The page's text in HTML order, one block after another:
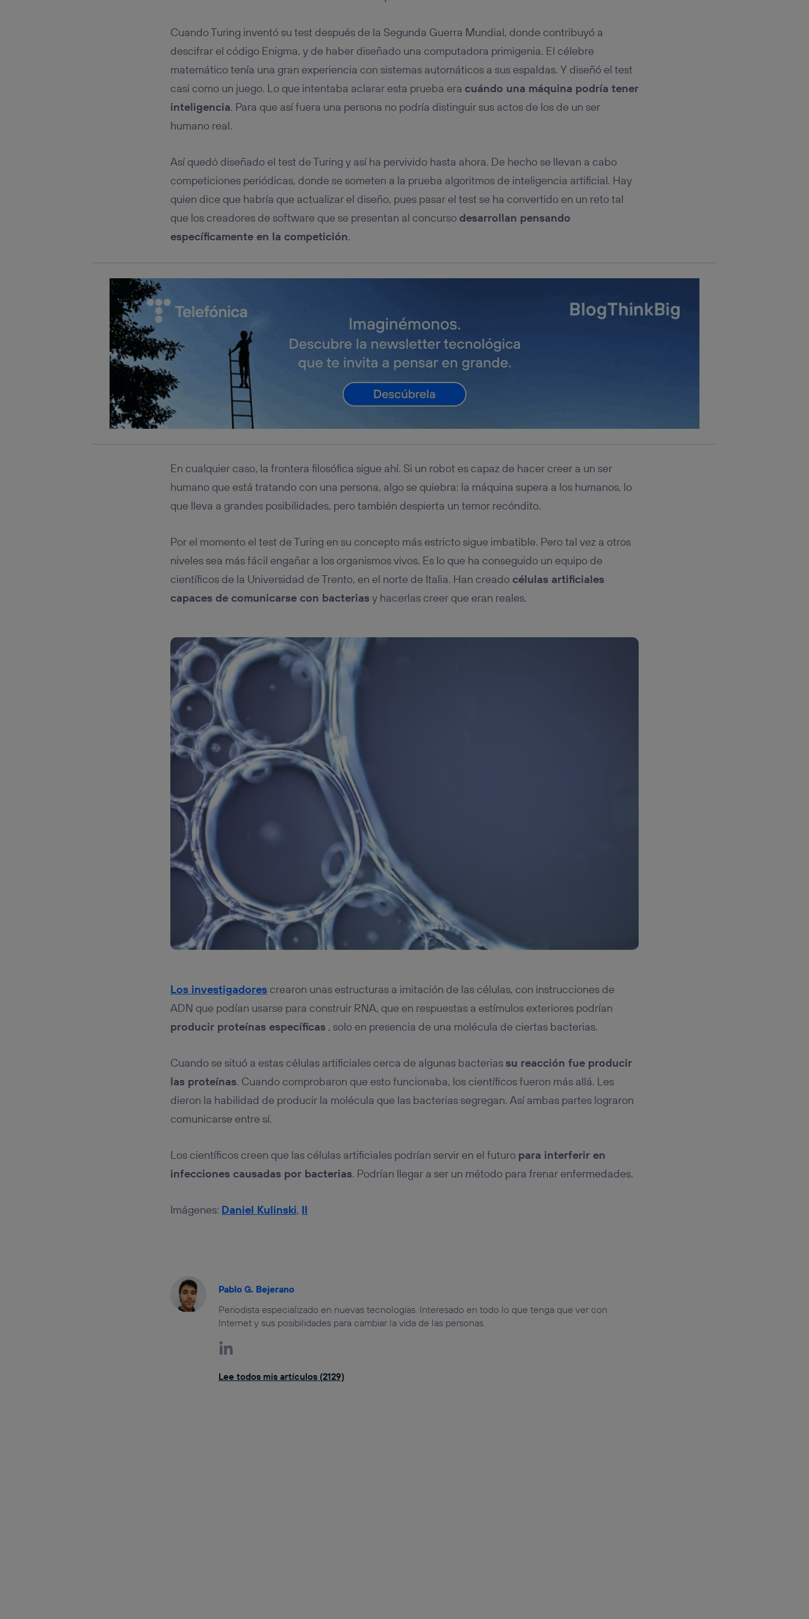
Cuando Turing inventó su test después de la Segunda Guerra Mundial, donde contribuyó a
descifrar el código Enigma, y de haber diseñado una computadora primigenia. El célebre
matemático tenía una gran experiencia con sistemas automáticos a sus espaldas. Y diseñó el test
casi como un juego. Lo que intentaba aclarar esta prueba era cuándo una máquina podría tener
inteligencia. Para que así fuera una persona no podría distinguir sus actos de los de un ser
humano real.
Así quedó diseñado el test de Turing y así ha pervivido hasta ahora. De hecho se llevan a cabo
competiciones periódicas, donde se someten a la prueba algoritmos de inteligencia artificial. Hay
quien dice que habría que actualizar el diseño, pues pasar el test se ha convertido en un reto tal
que los creadores de software que se presentan al concursodesarrollan pensando
específicamente en la competición.
En cualquier caso, la frontera filosófica sigue ahí. Si un robot es capaz de hacer creer a un ser
humano que está tratando con una persona, algo se quiebra: la máquina supera a los humanos, lo
que lleva a grandes posibilidades, pero también despierta un temor recóndito.
Por el momento el test de Turing en su concepto más estricto sigue imbatible. Pero tal vez a otros
niveles sea más fácil engañar a los organismos vivos. Es lo que ha conseguido un equipo de
científicos de la Universidad de Trento, en el norte de Italia. Han creadocélulas artificiales
capaces de comunicarse con bacteriasy hacerlas creer que eran reales.
Los investigadorescrearon unas estructuras a imitación de las células, con instrucciones de
ADN que podían usarse para construir RNA, que en respuestas a estímulos exteriores podrían
producir proteínas específicas, solo en presencia de una molécula de ciertas bacterias.
Cuando se situó a estas células artificiales cerca de algunas bacteriassu reacción fue producir
las proteínas. Cuando comprobaron que esto funcionaba, los científicos fueron más allá. Les
dieron la habilidad de producir la molécula que las bacterias segregan. Así ambas partes lograron
comunicarse entre sí.
Los científicos creen que las células artificiales podrían servir en el futuro para interferir en
infecciones causadas por bacterias. Podrían llegar a ser un método para frenar enfermedades.
Imágenes: Daniel Kulinski, II
Pablo G. Bejerano
Periodista especializado en nuevas tecnologías. Interesado en todo lo que tenga que ver con
Internet y sus posibilidades para cambiar la vida de las personas.
Lee todos mis artículos (2129)
conexión de banda ancha
realizará en función de las actividades de navegación de los miembros del hogar que
hayan dado su consentimiento.
únicamente en la navegación del usuario del móvil.
Puedes gestionar los consentimientos Utiq seleccionando “Administrar Utiq” en la parte